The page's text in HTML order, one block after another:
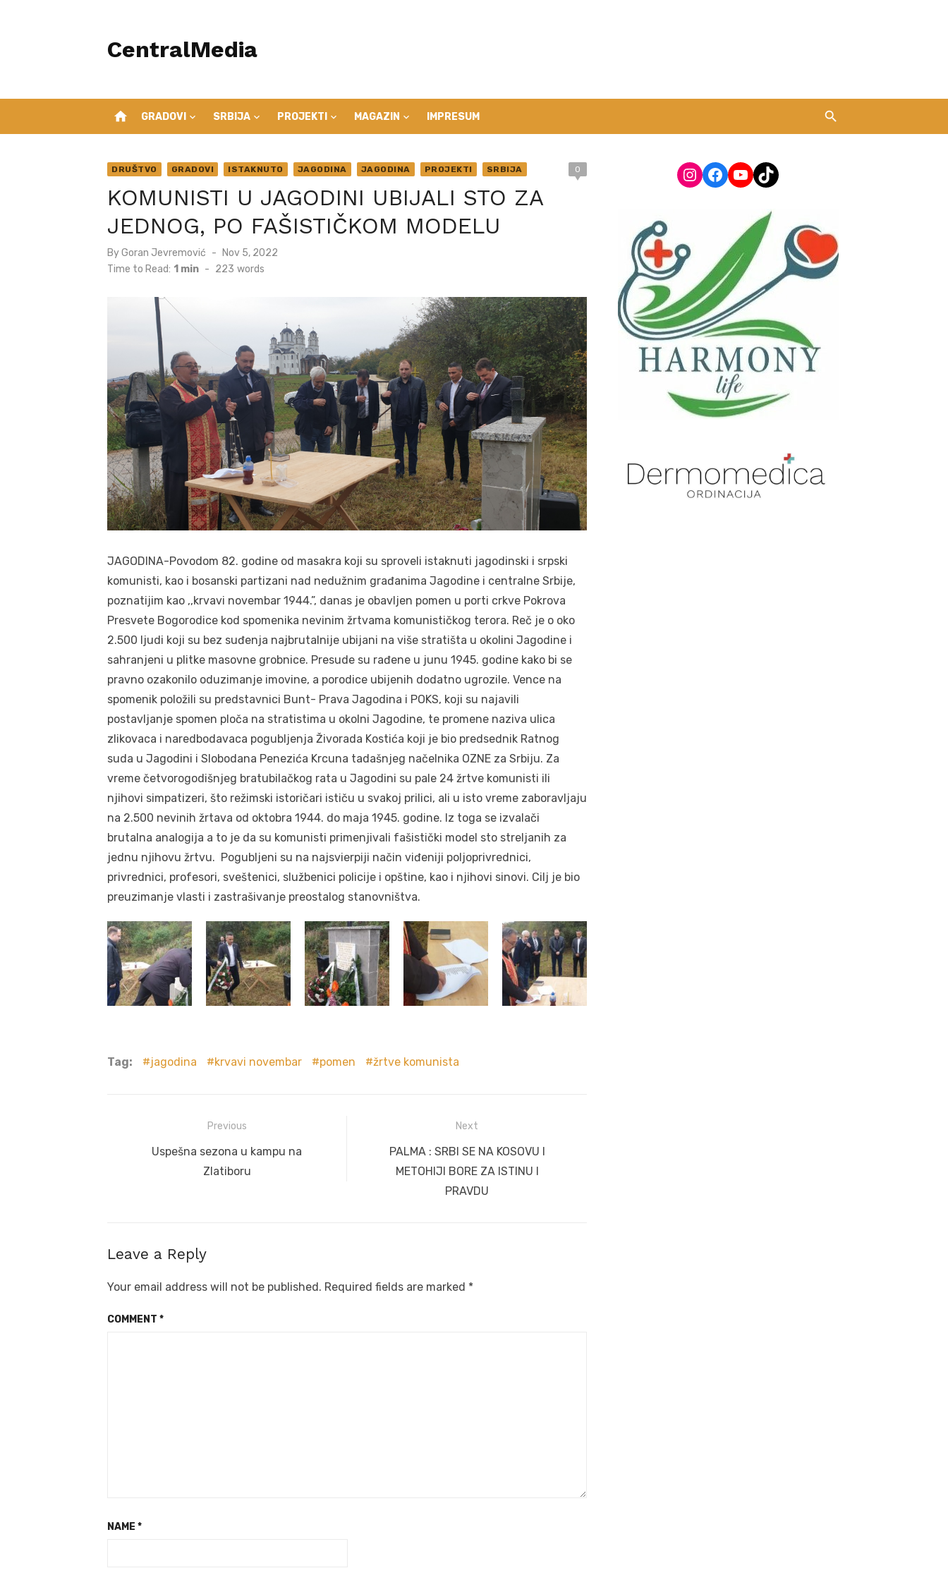
CentralMedia
home GRADOVI SRBIJA PROJEKTI MAGAZIN IMPRESUM
DRUŠTVO GRADOVI ISTAKNUTO JAGODINA JAGODINA PROJEKTI SRBIJA 0
KOMUNISTI U JAGODINI UBIJALI STO ZA
JEDNOG, PO FAŠISTIČKOM MODELU
ByGoran Jevremović
Posted
on
Nov 5, 2022
Time to Read: 1 min - 223 words
JAGODINA-Povodom 82. godine od masakra koji su sproveli istaknuti jagodinski i srpski
komunisti, kao i bosanski partizani nad nedužnim građanima Jagodine i centralne Srbije,
poznatijim kao ,,krvavi novembar 1944.”, danas je obavljen pomen u porti crkve Pokrova
Presvete Bogorodice kod spomenika nevinim žrtvama komunističkog terora. Reč je o oko
2.500 ljudi koji su bez suđenja najbrutalnije ubijani na više stratišta u okolini Jagodine i
sahranjeni u plitke masovne grobnice. Presude su rađene u junu 1945. godine kako bi se
pravno ozakonilo oduzimanje imovine, a porodice ubijenih dodatno ugrozile. Vence na
spomenik položili su predstavnici Bunt- Prava Jagodina i POKS, koji su najavili
postavljanje spomen ploča na stratistima u okolni Jagodine, te promene naziva ulica
zlikovaca i naredbodavaca pogubljenja Živorada Kostića koji je bio predsednik Ratnog
suda u Jagodini i Slobodana Penezića Krcuna tadašnjeg načelnika OZNE za Srbiju. Za
vreme četvorogodišnjeg bratubilačkog rata u Jagodini su pale 24 žrtve komunisti ili
njihovi simpatizeri, što režimski istoričari ističu u svakoj prilici, ali u isto vreme zaboravljaju
na 2.500 nevinih žrtava od oktobra 1944. do maja 1945. godine. Iz toga se izvalači
brutalna analogija a to je da su komunisti primenjivali fašistički model sto streljanih za
jednu njihovu žrtvu. Pogubljeni su na najsvierpiji način viđeniji poljoprivrednici,
privrednici, profesori, sveštenici, službenici policije i opštine, kao i njihovi sinovi. Cilj je bio
preuzimanje vlasti i zastrašivanje preostalog stanovništva.
Tag: jagodina krvavi novembar pomen žrtve komunista
navigation
Previous
Previous
Uspešna sezona u kampu na
Zlatiboru
Next
Next
post:
PALMA : SRBI SE NA KOSOVU I
METOHIJI BORE ZA ISTINU I
PRAVDU
Leave a Reply
Your email address will not be published. Required fields are marked *
COMMENT *
NAME *
Instagram
Facebook
YouTube
TikTok